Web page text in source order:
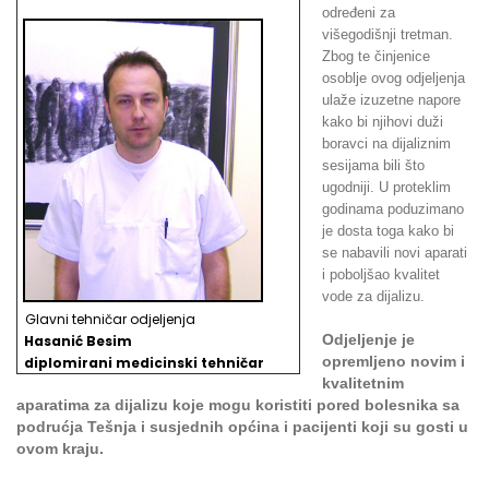
Glavni tehničar odjeljenja
Hasanić Besim
diplomirani medicinski tehničar
određeni za
višegodišnji tretman.
Zbog te činjenice
osoblje ovog odjeljenja
ulaže izuzetne napore
kako bi njihovi duži
boravci na dijaliznim
sesijama bili što
ugodniji. U proteklim
godinama poduzimano
je dosta toga kako bi
se nabavili novi aparati
i poboljšao kvalitet
vode za dijalizu.
Odjeljenje je
opremljeno novim i
kvalitetnim
aparatima za dijalizu koje mogu koristiti pored bolesnika sa
podrućja Tešnja i susjednih općina i pacijenti koji su gosti u
ovom kraju.